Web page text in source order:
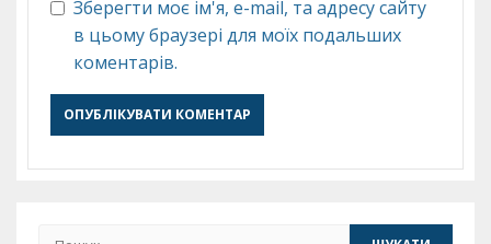
Зберегти моє ім'я, e-mail, та адресу сайту
в цьому браузері для моїх подальших
коментарів.
Пошук: